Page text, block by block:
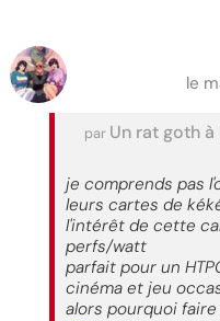
le
par Un rat goth
je comprends pas
leurs cartes de
l'intérêt de cette
perfs/watt
parfait pour un
cinéma et jeu
alors pourquoi